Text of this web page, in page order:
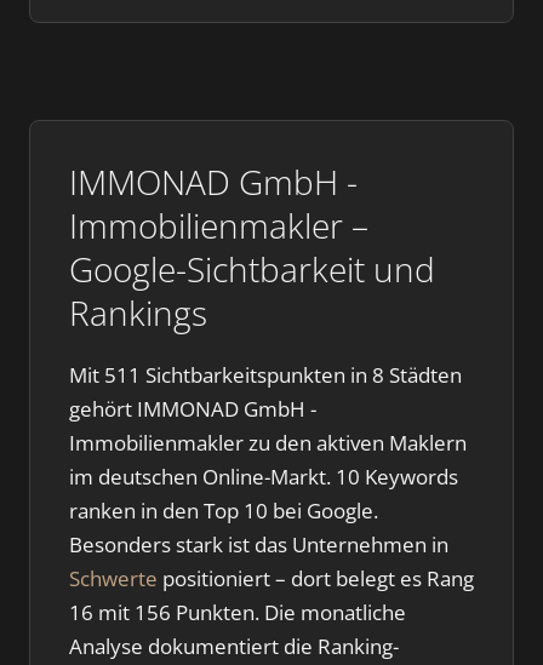
IMMONAD GmbH -
Immobilienmakler –
Google-Sichtbarkeit und
Rankings
Mit 511 Sichtbarkeitspunkten in 8 Städten
gehört IMMONAD GmbH -
Immobilienmakler zu den aktiven Maklern
im deutschen Online-Markt. 10 Keywords
ranken in den Top 10 bei Google.
Besonders stark ist das Unternehmen in
Schwerte positioniert – dort belegt es Rang
16 mit 156 Punkten. Die monatliche
Analyse dokumentiert die Ranking-